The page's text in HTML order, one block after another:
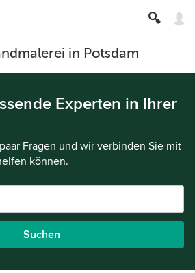
in Potsdam
Experten in Ihrer
Fragen und wir verbinden Sie mit
können.
Suchen